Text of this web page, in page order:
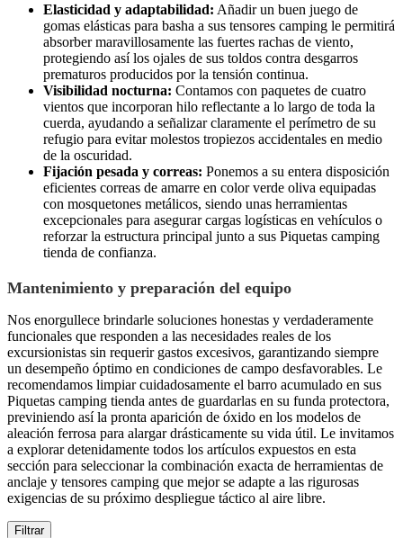
Elasticidad y adaptabilidad: Añadir un buen juego de
gomas elásticas para basha a sus tensores camping le permitirá
absorber maravillosamente las fuertes rachas de viento,
protegiendo así los ojales de sus toldos contra desgarros
prematuros producidos por la tensión continua.
Visibilidad nocturna: Contamos con paquetes de cuatro
vientos que incorporan hilo reflectante a lo largo de toda la
cuerda, ayudando a señalizar claramente el perímetro de su
refugio para evitar molestos tropiezos accidentales en medio
de la oscuridad.
Fijación pesada y correas: Ponemos a su entera disposición
eficientes correas de amarre en color verde oliva equipadas
con mosquetones metálicos, siendo unas herramientas
excepcionales para asegurar cargas logísticas en vehículos o
reforzar la estructura principal junto a sus Piquetas camping
tienda de confianza.
Mantenimiento y preparación del equipo
Nos enorgullece brindarle soluciones honestas y verdaderamente
funcionales que responden a las necesidades reales de los
excursionistas sin requerir gastos excesivos, garantizando siempre
un desempeño óptimo en condiciones de campo desfavorables. Le
recomendamos limpiar cuidadosamente el barro acumulado en sus
Piquetas camping tienda antes de guardarlas en su funda protectora,
previniendo así la pronta aparición de óxido en los modelos de
aleación ferrosa para alargar drásticamente su vida útil. Le invitamos
a explorar detenidamente todos los artículos expuestos en esta
sección para seleccionar la combinación exacta de herramientas de
anclaje y tensores camping que mejor se adapte a las rigurosas
exigencias de su próximo despliegue táctico al aire libre.
Filtrar